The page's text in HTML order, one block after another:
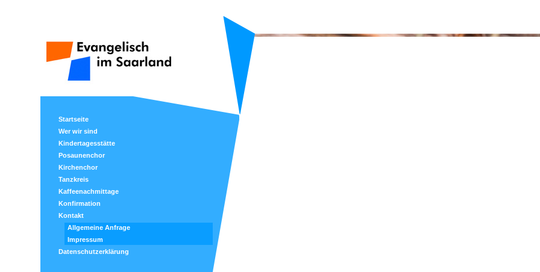
Startseite
Wer wir sind
Kindertagesstätte
Posaunenchor
Kirchenchor
Tanzkreis
Kaffeenachmittage
Konfirmation
Kontakt
Allgemeine Anfrage
Impressum
Datenschutzerklärung